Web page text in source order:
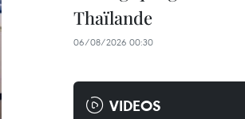
Thaïlande
06/08/2026 00:30
VIDEOS